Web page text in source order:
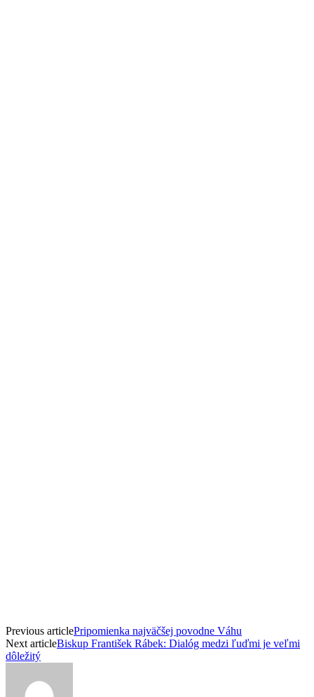
Previous articlePripomienka najväčšej povodne Váhu
Next articleBiskup František Rábek: Dialóg medzi ľuďmi je veľmi
dôležitý